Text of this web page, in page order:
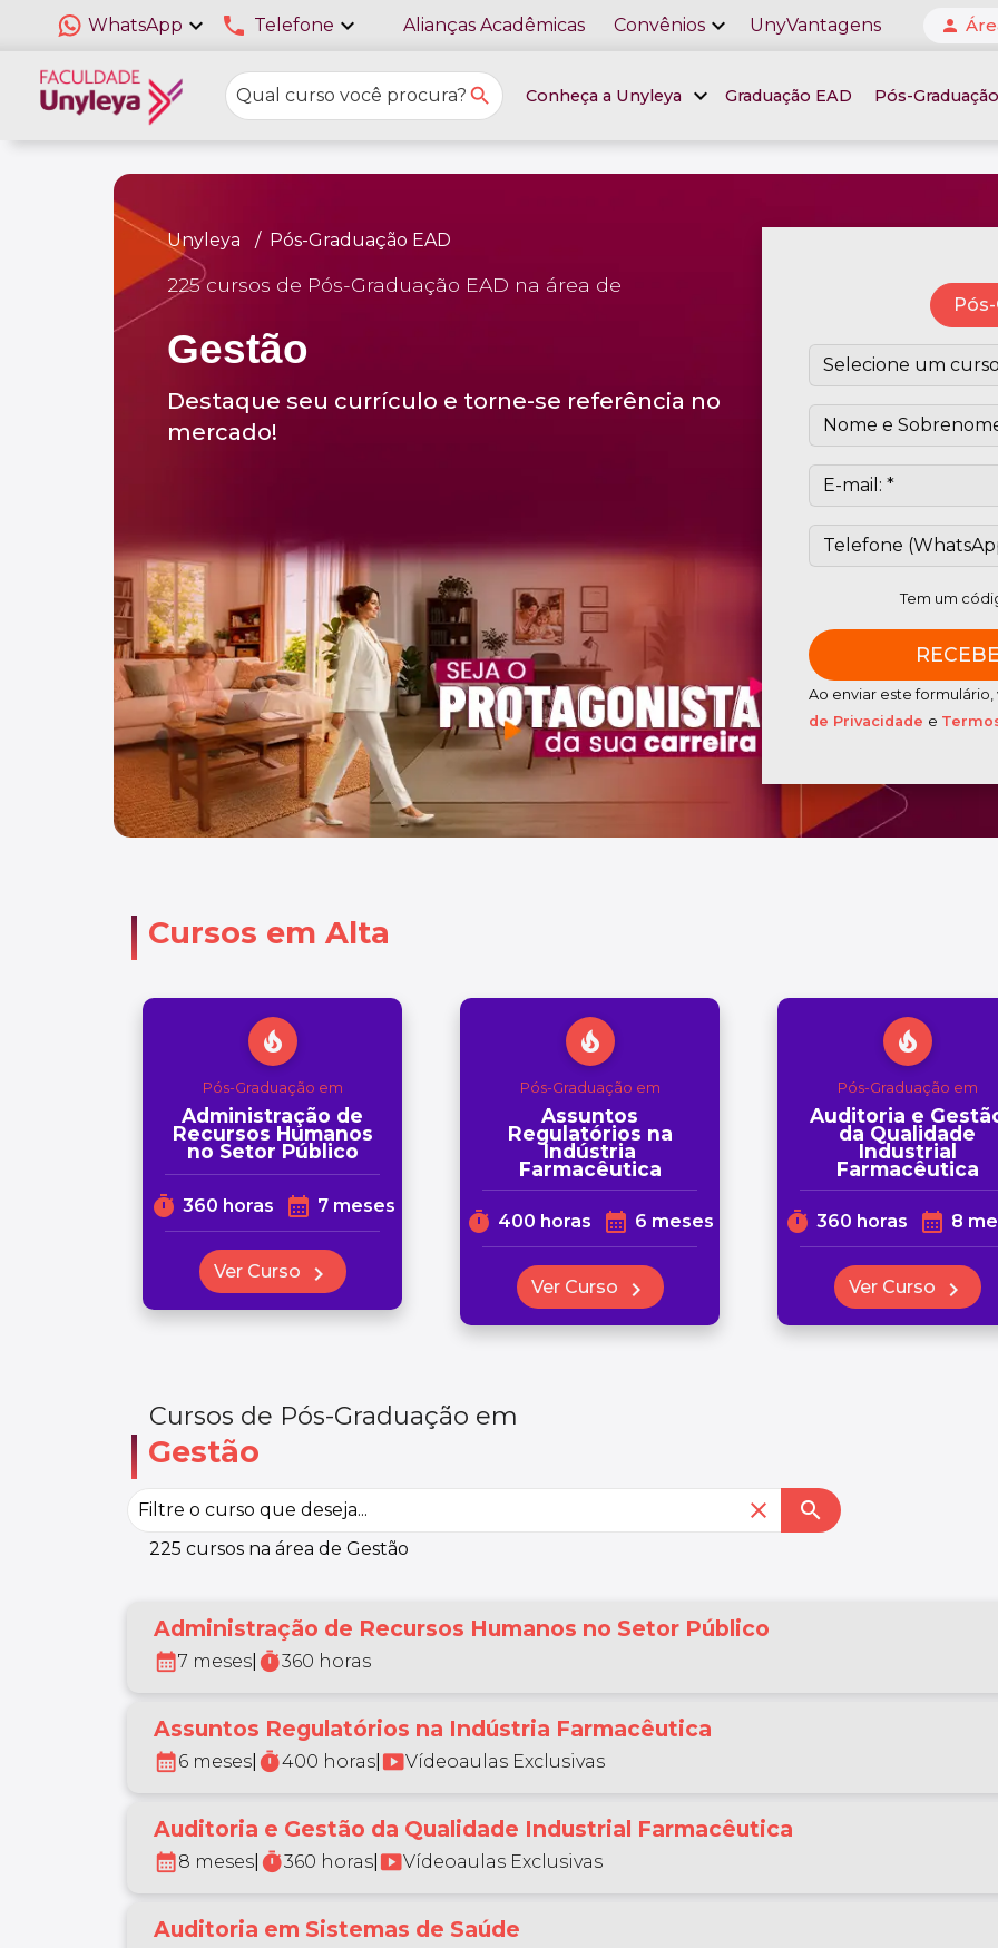
WhatsApp expand_more phone Telefone expand_more Alianças Acadêmicas Convênios expand_more UnyVantagens person
Conheça a Unyleya expand_more Graduação EAD Pós-
Unyleya Pós-Graduação EAD
225 cursos de Pós-Graduação EAD na área de
Gestão
Destaque seu currículo e torne-se referência no
mercado!
Tem um
Ao enviar este
de Privacidade e
Cursos em Alta
local_fire_department
Pós-Graduação em
Administração de
Recursos Humanos
no Setor Público
timer 360 horas calendar_month 7 meses
Ver Curso chevron_right
local_fire_department
Pós-Graduação em
Assuntos
Regulatórios na
Indústria
Farmacêutica
timer 400 horas calendar_month 6 meses
Ver Curso chevron_right
local_fire_department
Pós-Graduação em
Auditoria e
da Qualidade
Industrial
Farmacêutica
timer 360 horas calendar_month 8
Ver Curso chevron_right
Cursos de Pós-Graduação em
Gestão
close search
225 cursos na área de Gestão
Administração de Recursos Humanos no Setor Público
calendar_month7 meses timer360 horas
Assuntos Regulatórios na Indústria Farmacêutica
calendar_month6 meses timer400 horas smart_displayVídeoaulas Exclusivas
Auditoria e Gestão da Qualidade Industrial Farmacêutica
calendar_month8 meses timer360 horas smart_displayVídeoaulas Exclusivas
Auditoria em Sistemas de Saúde